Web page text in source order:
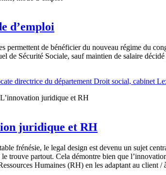
d’emploi
permettent de bénéficier du nouveau régime du
de Sécurité Sociale, sauf maintien de salaire
directrice du département Droit social, cabinet
juridique et RH
frénésie, le legal design est devenu un sujet
trouve partout. Cela démontre bien que
Humaines (RH) en les adaptant au client /